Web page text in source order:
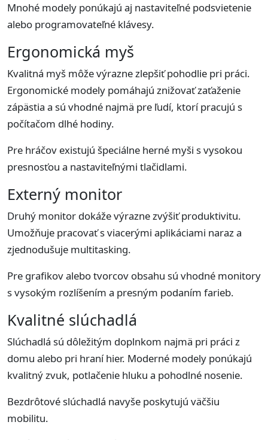
Mnohé modely ponúkajú aj nastaviteľné podsvietenie
alebo programovateľné klávesy.
Ergonomická myš
Kvalitná myš môže výrazne zlepšiť pohodlie pri práci.
Ergonomické modely pomáhajú znižovať zaťaženie
zápästia a sú vhodné najmä pre ľudí, ktorí pracujú s
počítačom dlhé hodiny.
Pre hráčov existujú špeciálne herné myši s vysokou
presnosťou a nastaviteľnými tlačidlami.
Externý monitor
Druhý monitor dokáže výrazne zvýšiť produktivitu.
Umožňuje pracovať s viacerými aplikáciami naraz a
zjednodušuje multitasking.
Pre grafikov alebo tvorcov obsahu sú vhodné monitory
s vysokým rozlíšením a presným podaním farieb.
Kvalitné slúchadlá
Slúchadlá sú dôležitým doplnkom najmä pri práci z
domu alebo pri hraní hier. Moderné modely ponúkajú
kvalitný zvuk, potlačenie hluku a pohodlné nosenie.
Bezdrôtové slúchadlá navyše poskytujú väčšiu
mobilitu.